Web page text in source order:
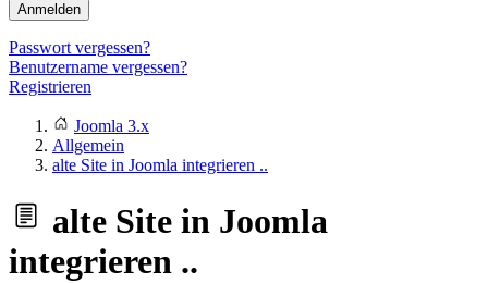
Anmelden
Passwort vergessen?
Benutzername vergessen?
Registrieren
Joomla 3.x
Allgemein
alte Site in Joomla integrieren ..
alte Site in Joomla
integrieren ..